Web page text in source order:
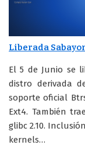
Liberada
El 5 de Junio se
distro derivada
soporte oficial
Ext4. También
glibc 2.10.
kernels…